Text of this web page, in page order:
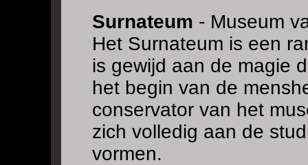
Surnateum - Museum
Het Surnateum is een
is gewijd aan de magie
het begin van de
conservator van het
zich volledig aan de
vormen.